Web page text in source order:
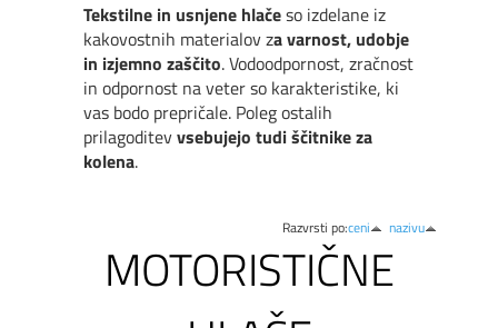
Tekstilne in usnjene hlačeso izdelane iz
kakovostnih materialov za varnost, udobje
in izjemno zaščito. Vodoodpornost, zračnost
in odpornost na veter so karakteristike, ki
vas bodo prepričale. Poleg ostalih
prilagoditevvsebujejo tudi ščitnike za
kolena.
Razvrsti po:ceni nazivu
MOTORISTIČNE